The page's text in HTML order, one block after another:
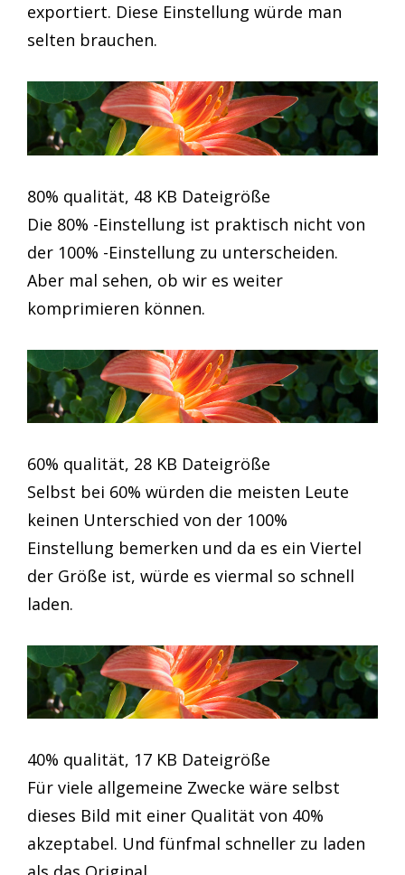
exportiert. Diese Einstellung würde man
selten brauchen.
80% qualität, 48 KB Dateigröße
Die 80% -Einstellung ist praktisch nicht von
der 100% -Einstellung zu unterscheiden.
Aber mal sehen, ob wir es weiter
komprimieren können.
60% qualität, 28 KB Dateigröße
Selbst bei 60% würden die meisten Leute
keinen Unterschied von der 100%
Einstellung bemerken und da es ein Viertel
der Größe ist, würde es viermal so schnell
laden.
40% qualität, 17 KB Dateigröße
Für viele allgemeine Zwecke wäre selbst
dieses Bild mit einer Qualität von 40%
akzeptabel. Und fünfmal schneller zu laden